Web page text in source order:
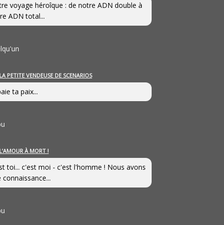
voyage héroîque : de notre ADN double à
ADN total...
LA PETITE VENDEUSE DE SCENARIOS
ta paix...
L’AMOUR À MORT !
toi... c'est moi - c'est l'homme ! Nous avons
connaissance...